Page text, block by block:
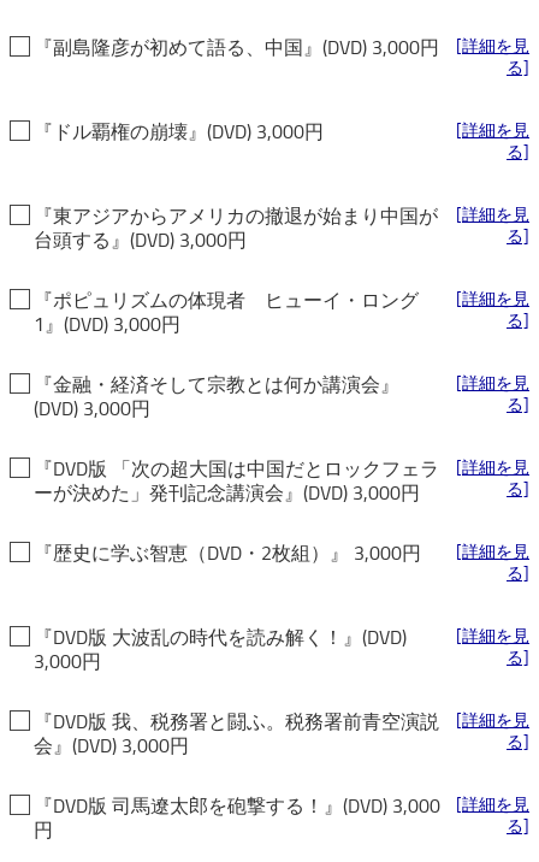
『副島隆彦が初めて語る、中国』(DVD) 3,000円
『ドル覇権の崩壊』(DVD) 3,000円
『東アジアからアメリカの撤退が始まり中国が
台頭する』(DVD) 3,000円
『ポピュリズムの体現者 ヒューイ・ロング
1』(DVD) 3,000円
『金融・経済そして宗教とは何か講演会』
(DVD) 3,000円
『DVD版 「次の超大国は中国だとロックフェラ
ーが決めた」発刊記念講演会』(DVD) 3,000円
『歴史に学ぶ智恵（DVD・2枚組）』 3,000円
『DVD版 大波乱の時代を読み解く！』(DVD)
3,000円
『DVD版 我、税務署と闘ふ。税務署前青空演説
会』(DVD) 3,000円
『DVD版 司馬遼太郎を砲撃する！』(DVD) 3,000
円
[詳細を見
る]
[詳細を見
る]
[詳細を見
る]
[詳細を見
る]
[詳細を見
る]
[詳細を見
る]
[詳細を見
る]
[詳細を見
る]
[詳細を見
る]
[詳細を見
る]